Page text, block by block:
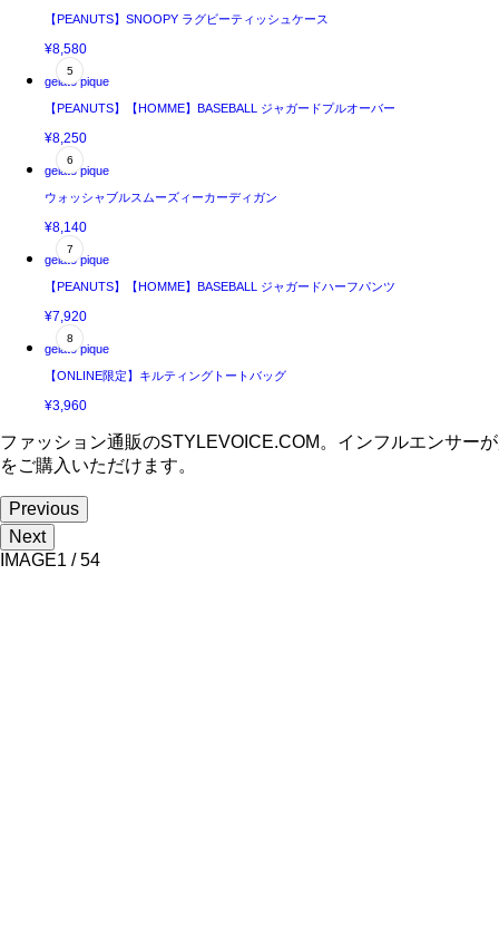
【PEANUTS】SNOOPY ラグビーティッシュケース
¥8,580
gelato pique
【PEANUTS】【HOMME】BASEBALL ジャガードプルオーバー
¥8,250
gelato pique
ウォッシャブルスムーズィーカーディガン
¥8,140
gelato pique
【PEANUTS】【HOMME】BASEBALL ジャガードハーフパンツ
¥7,920
gelato pique
【ONLINE限定】キルティングトートバッグ
¥3,960
ファッション通販のSTYLEVOICE.COM。インフルエンサー
をご購入いただけます。
Previous
Next
IMAGE1 /54